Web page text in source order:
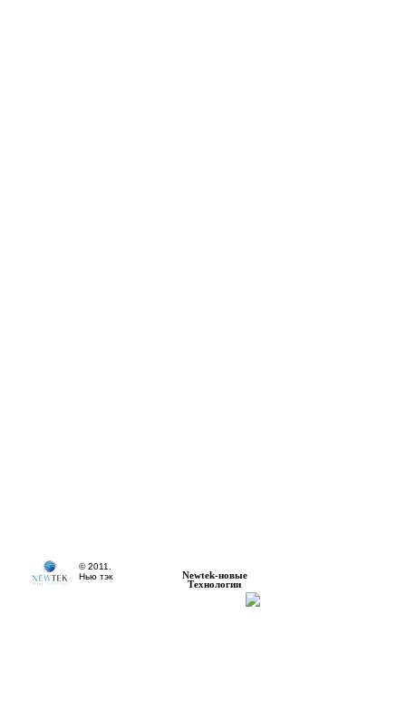
© 2011.
Нью тэк
Newtek-новые
Технологии